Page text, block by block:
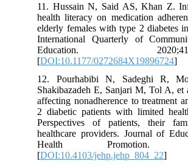
11. Hussain N, Said AS, Khan Z.
health literacy on medication
elderly females with type 2 diabetes
International Quarterly of
Education.
[DOI:10.1177/0272684X19896724
12. Pourhabibi N, Sadeghi R,
Shakibazadeh E, Sanjari M, Tol A,
affecting nonadherence to treatment
2 diabetic patients with limited
Perspectives of patients, their
healthcare providers. Journal of
Health Promotion.
[DOI:10.4103/jehp.jehp_804_22